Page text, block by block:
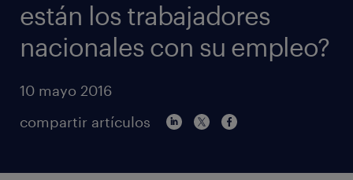
están los trabajadores
nacionales con su empleo?
10 mayo 2016
compartir artículos